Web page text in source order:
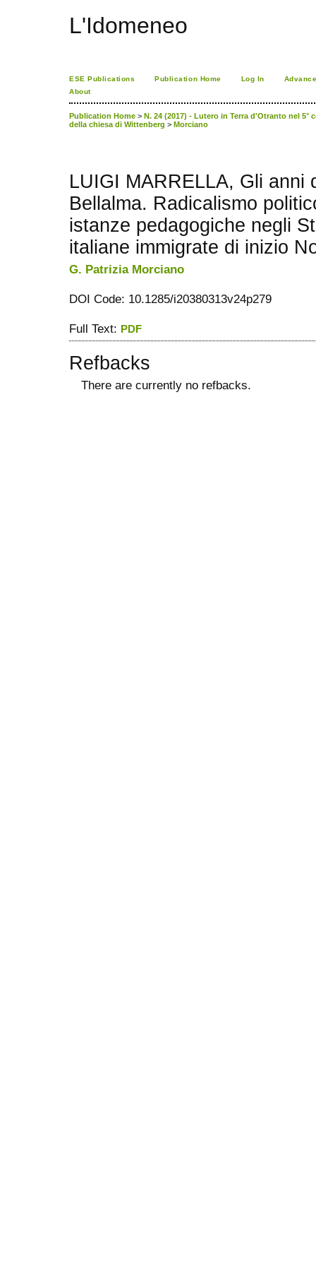
L'Idomeneo
ESE Publications Publication Home Log In
About
Publication Home > N. 24 (2017) - Lutero in Terra d'Otranto nel
della chiesa di Wittenberg > Morciano
LUIGI MARRELLA, Gli anni
Bellalma. Radicalismo
istanze pedagogiche negli
italiane immigrate di inizio
G. Patrizia Morciano
DOI Code: 10.1285/i20380313v24p279
Full Text: PDF
Refbacks
There are currently no refbacks.